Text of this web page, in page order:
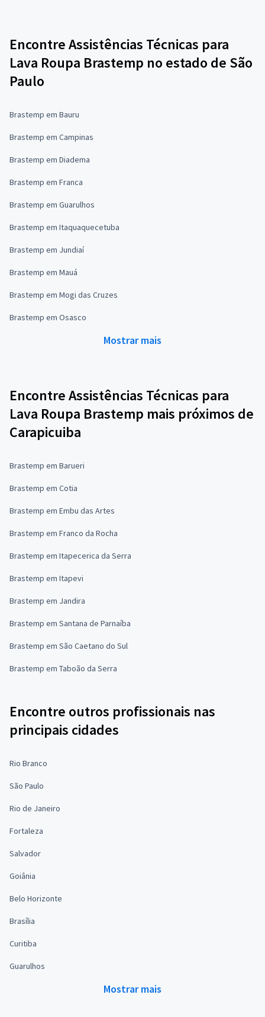
Encontre Assistências Técnicas para
Lava Roupa Brastemp no estado de São
Paulo
Brastemp em Bauru
Brastemp em Campinas
Brastemp em Diadema
Brastemp em Franca
Brastemp em Guarulhos
Brastemp em Itaquaquecetuba
Brastemp em Jundiaí
Brastemp em Mauá
Brastemp em Mogi das Cruzes
Brastemp em Osasco
Mostrar mais
Encontre Assistências Técnicas para
Lava Roupa Brastemp mais próximos de
Carapicuiba
Brastemp em Barueri
Brastemp em Cotia
Brastemp em Embu das Artes
Brastemp em Franco da Rocha
Brastemp em Itapecerica da Serra
Brastemp em Itapevi
Brastemp em Jandira
Brastemp em Santana de Parnaíba
Brastemp em São Caetano do Sul
Brastemp em Taboão da Serra
Encontre outros profissionais nas
principais cidades
Rio Branco
São Paulo
Rio de Janeiro
Fortaleza
Salvador
Goiânia
Belo Horizonte
Brasília
Curitiba
Guarulhos
Mostrar mais